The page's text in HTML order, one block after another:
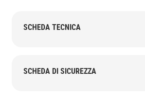
SCHEDA TECNICA
SCHEDA DI SICUREZZA